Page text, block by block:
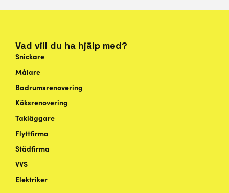
Vad vill du ha hjälp med?
Snickare
Målare
Badrumsrenovering
Köksrenovering
Takläggare
Flyttfirma
Städfirma
VVS
Elektriker